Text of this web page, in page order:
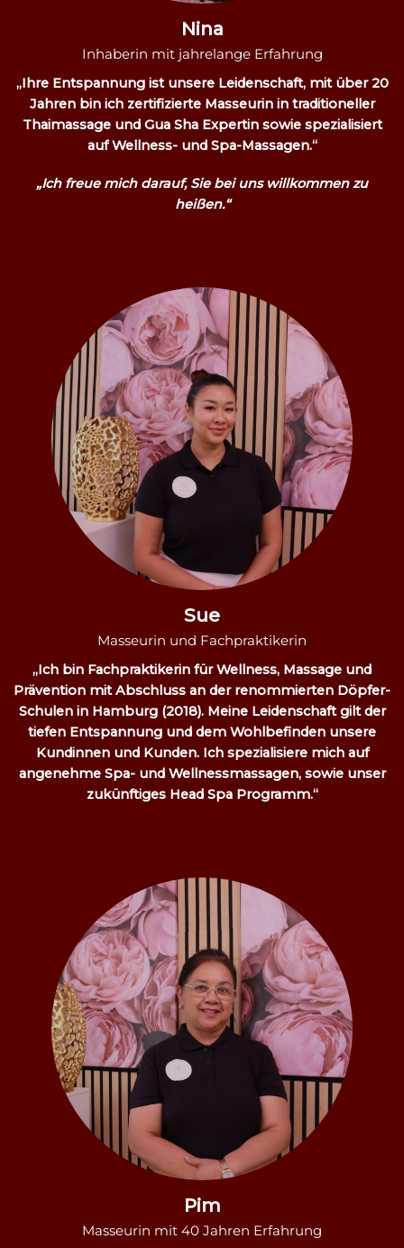
Nina
Inhaberin mit jahrelange Erfahrung
„Ihre Entspannung ist unsere Leidenschaft, mit über 20
Jahren bin ich zertifizierte Masseurin in traditioneller
Thaimassage und Gua Sha Expertin sowie spezialisiert
auf Wellness- und Spa-Massagen.“
„Ich freue mich darauf, Sie bei uns willkommen zu
heißen.“
Sue
Masseurin und Fachpraktikerin
„Ich bin Fachpraktikerin für Wellness, Massage und
Prävention mit Abschluss an der renommierten Döpfer-
Schulen in Hamburg (2018). Meine Leidenschaft gilt der
tiefen Entspannung und dem Wohlbefinden unsere
Kundinnen und Kunden. Ich spezialisiere mich auf
angenehme Spa- und Wellnessmassagen, sowie unser
zukünftiges Head Spa Programm.“
Pim
Masseurin mit 40 Jahren Erfahrung